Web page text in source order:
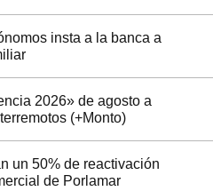
insta a la banca a
2026» de agosto a
(+Monto)
un 50% de reactivación
de Porlamar